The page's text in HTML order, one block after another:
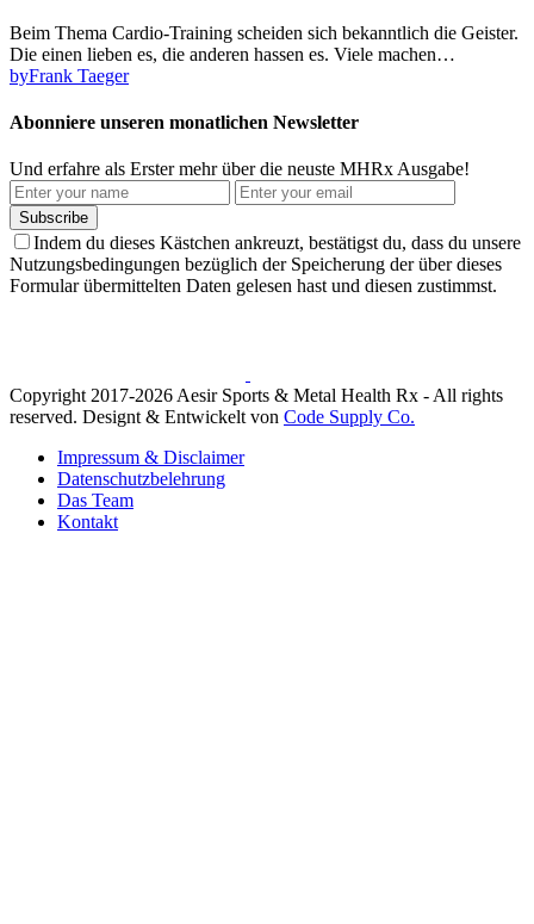
Beim Thema Cardio-Training scheiden sich bekanntlich die Geister.
Die einen lieben es, die anderen hassen es. Viele machen…
byFrank Taeger
Abonniere unseren monatlichen Newsletter
Und erfahre als Erster mehr über die neuste MHRx Ausgabe!
Subscribe
Indem du dieses Kästchen ankreuzt, bestätigst du, dass du unsere
Nutzungsbedingungen bezüglich der Speicherung der über dieses
Formular übermittelten Daten gelesen hast und diesen zustimmst.
Copyright 2017-2026 Aesir Sports & Metal Health Rx - All rights
reserved. Designt & Entwickelt von Code Supply Co.
Impressum & Disclaimer
Datenschutzbelehrung
Das Team
Kontakt